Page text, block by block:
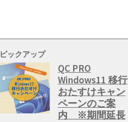
ピックアップ
QC PRO
Windows11 移行
おたすけキャン
ペーンのご案
内 ※期間延長